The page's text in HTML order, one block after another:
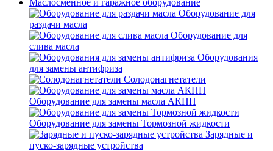
Маслосменное и гаражное оборудование
Оборудование для
раздачи масла
Оборудование для
слива масла
Оборудования
для замены антифриза
Солодонагнетатели
Оборудование для замены масла АКПП
Оборудование для замены Тормозной жидкости
Зарядные и
пуско-зарядные устройства